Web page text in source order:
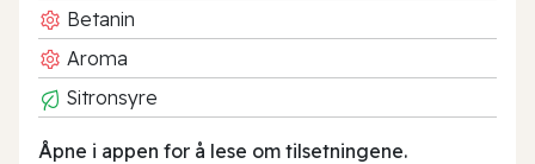
Betanin
Aroma
Sitronsyre
Åpne i appen for å lese om tilsetningene.